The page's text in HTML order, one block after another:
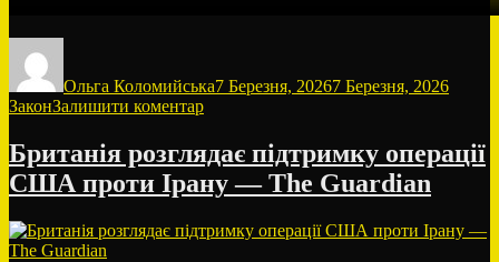
Ольга Коломийська7 Березня, 20267 Березня, 2026
ЗаконЗалишити коментардо
з
бодікамер
у
справі
Британія розглядає підтримку операції
США проти Ірану — The Guardian